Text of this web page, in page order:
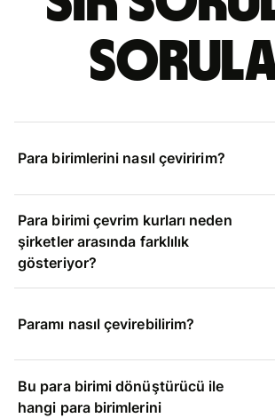
Para birimlerini nasıl çeviririm?
Para birimi çevrim kurları neden
şirketler arasında farklılık
gösteriyor?
Paramı nasıl çevirebilirim?
Bu para birimi dönüştürücü ile
hangi para birimlerini